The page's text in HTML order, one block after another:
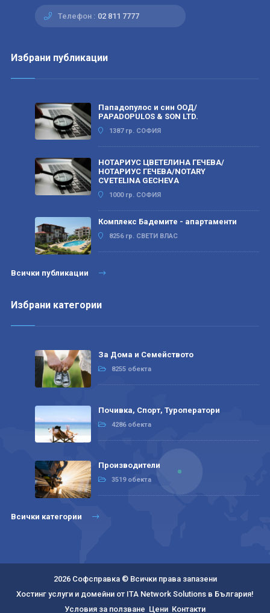
Телефон : 02 811 7777
Избрани публикации
Пападопулос и син ООД/
PAPADOPULOS & SON LTD.
1387 гр. СОФИЯ
НОТАРИУС ЦВЕТЕЛИНА ГЕЧЕВА/
НОТАРИУС ГЕЧЕВА/NOTARY
CVETELINA GECHEVA
1000 гр. СОФИЯ
Комплекс Бадемите - апартаменти
8256 гр. СВЕТИ ВЛАС
Всички публикации
Избрани категории
За Дома и Семейството
8255 обекта
Почивка, Спорт, Туроператори
4286 обекта
Производители
3519 обекта
Всички категории
2026 Софсправка © Всички права запазени
Хостинг услуги и домейни от ITA Network Solutions в България!
Условия за ползване Цени Контакти